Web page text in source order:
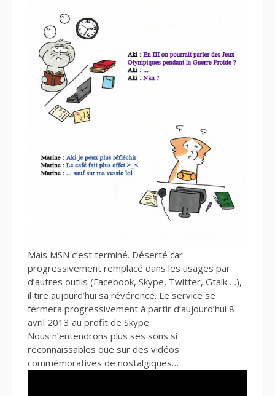
Mais MSN c’est terminé. Déserté car
progressivement remplacé dans les usages par
d’autres outils (Facebook, Skype, Twitter, Gtalk …),
il tire aujourd’hui sa révérence. Le service se
fermera progressivement à partir d’aujourd’hui 8
avril 2013 au profit de Skype.
Nous n’entendrons plus ses sons si
reconnaissables que sur des vidéos
commémoratives de nostalgiques…